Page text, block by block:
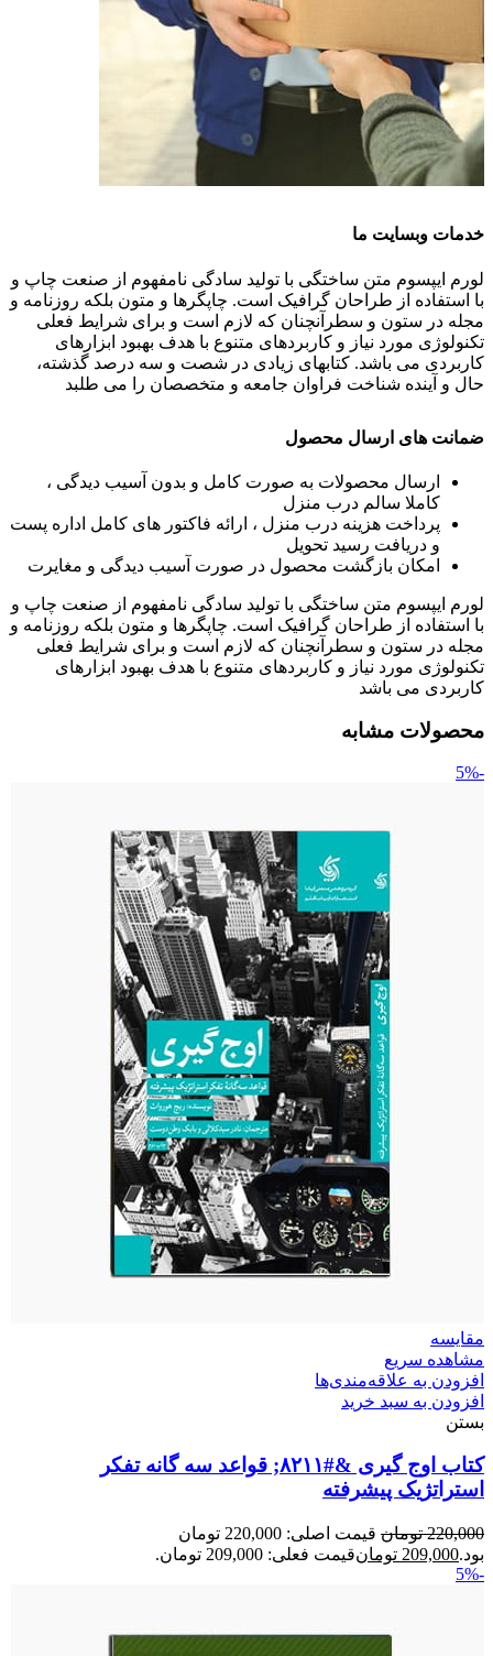
خدمات وبسایت ما
لورم ایپسوم متن ساختگی با تولید سادگی نامفهوم از صنعت چاپ و
با استفاده از طراحان گرافیک است. چاپگرها و متون بلکه روزنامه و
مجله در ستون و سطرآنچنان که لازم است و برای شرایط فعلی
تکنولوژی مورد نیاز و کاربردهای متنوع با هدف بهبود ابزارهای
کاربردی می باشد. کتابهای زیادی در شصت و سه درصد گذشته،
حال و آینده شناخت فراوان جامعه و متخصصان را می طلبد
ضمانت های ارسال محصول
ارسال محصولات به صورت کامل و بدون آسیب دیدگی ،
کاملا سالم درب منزل
پرداخت هزینه درب منزل ، ارائه فاکتور های کامل اداره پست
و دریافت رسید تحویل
امکان بازگشت محصول در صورت آسیب دیدگی و مغایرت
لورم ایپسوم متن ساختگی با تولید سادگی نامفهوم از صنعت چاپ و
با استفاده از طراحان گرافیک است. چاپگرها و متون بلکه روزنامه و
مجله در ستون و سطرآنچنان که لازم است و برای شرایط فعلی
تکنولوژی مورد نیاز و کاربردهای متنوع با هدف بهبود ابزارهای
کاربردی می باشد
محصولات مشابه
-5%
مقایسه
مشاهده سریع
افزودن به علاقه‌مندی‌ها
افزودن به سبد خرید
بستن
کتاب اوج گیری &#۸۲۱۱; قواعد سه گانه تفکر
استراتژیک پیشرفته
220,000 تومان
قیمت اصلی: 220,000 تومان
بود.209,000 تومانقیمت فعلی: 209,000 تومان.
-5%